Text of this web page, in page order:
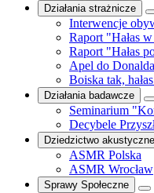
Działania strażnicze
Interwencje
Raport "Hałas
Raport "Hałas
Apel do
Boiska tak,
Działania badawcze
Seminarium
Decybele
Dziedzictwo akustyczne
ASMR Polska
ASMR Wrocław
Sprawy Społeczne